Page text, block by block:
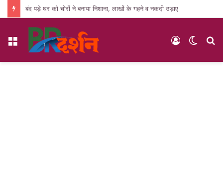
बंद पड़े घर को चोरों ने बनाया निशाना, लाखों के गहने व नकदी उड़ाए
Menu
Switch
Log